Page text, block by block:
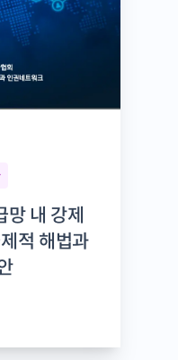
망 내 강제
적 해법과